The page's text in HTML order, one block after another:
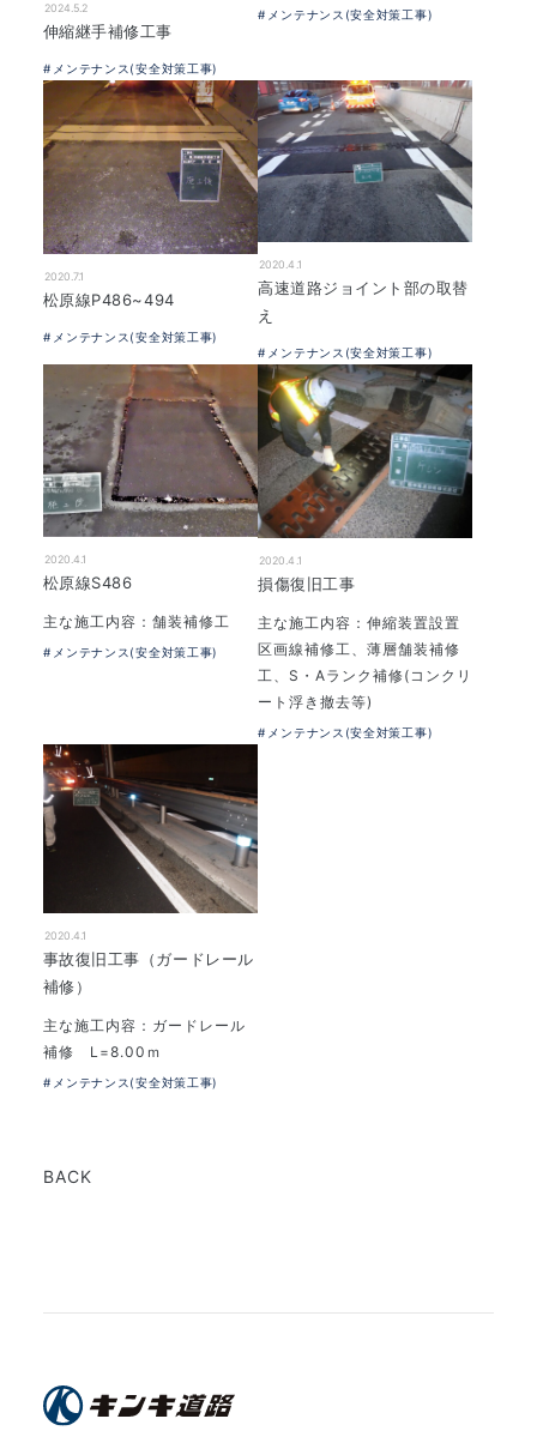
2024.5.2
伸縮継手補修工事
メンテナンス(安全対策工事)
メンテナンス(安全対策工事)
2020.7.1
松原線P486~494
メンテナンス(安全対策工事)
2020.4.1
高速道路ジョイント部の取替
え
メンテナンス(安全対策工事)
2020.4.1
松原線S486
主な施工内容：舗装補修工
メンテナンス(安全対策工事)
2020.4.1
損傷復旧工事
主な施工内容：伸縮装置設置
区画線補修工、薄層舗装補修
工、S・Aランク補修(コンクリ
ート浮き撤去等)
メンテナンス(安全対策工事)
2020.4.1
事故復旧工事（ガードレール
補修）
主な施工内容：ガードレール
補修 L=8.00ｍ
メンテナンス(安全対策工事)
BACK